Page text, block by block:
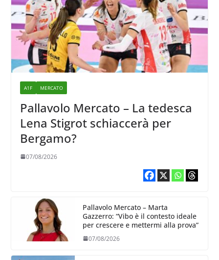
A1F MERCATO
Pallavolo Mercato – La tedesca
Lena Stigrot schiaccerà per
Bergamo?
07/08/2026
Pallavolo Mercato – Marta
Gazzerro: “Vibo è il contesto ideale
per crescere e mettermi alla prova”
07/08/2026